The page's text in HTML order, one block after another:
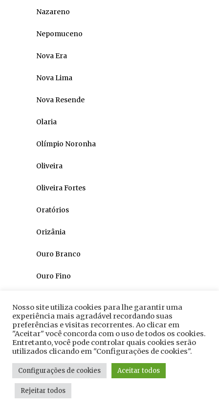
Nazareno
Nepomuceno
Nova Era
Nova Lima
Nova Resende
Olaria
Olímpio Noronha
Oliveira
Oliveira Fortes
Oratórios
Orizânia
Ouro Branco
Ouro Fino
Pains
Paiva
Palma
Paraguaçu
Nosso site utiliza cookies para lhe garantir uma
experiência mais agradável recordando suas
preferências e visitas recorrentes. Ao clicar em
"Aceitar" você concorda com o uso de todos os cookies.
Entretanto, você pode controlar quais cookies serão
utilizados clicando em "Configurações de cookies".
Configurações de cookies Aceitar todos
Rejeitar todos